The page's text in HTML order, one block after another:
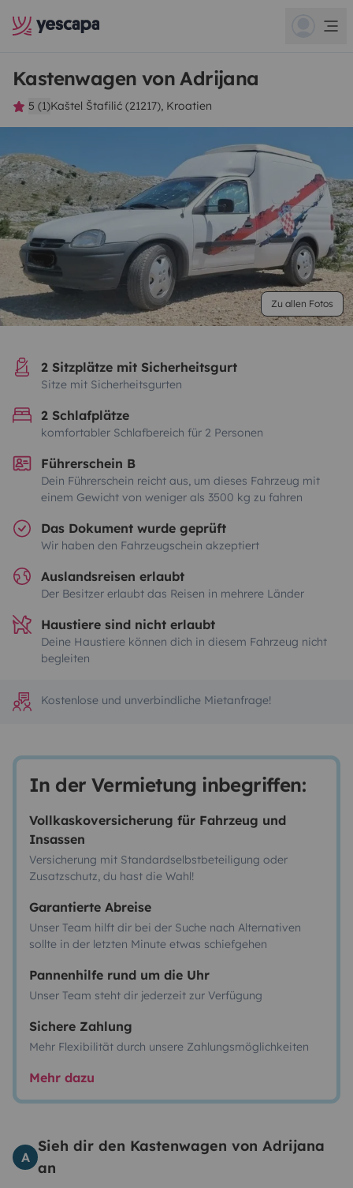
Kastenwagen von Adrijana
5 (1)Kaštel Štafilić (21217), Kroatien
Zu allen Fotos
2 Sitzplätze mit Sicherheitsgurt
Sitze mit Sicherheitsgurten
2 Schlafplätze
komfortabler Schlafbereich für 2 Personen
Führerschein B
Dein Führerschein reicht aus, um dieses Fahrzeug mit
einem Gewicht von weniger als 3500 kg zu fahren
Das Dokument wurde geprüft
Wir haben den Fahrzeugschein akzeptiert
Auslandsreisen erlaubt
Der Besitzer erlaubt das Reisen in mehrere Länder
Haustiere sind nicht erlaubt
Deine Haustiere können dich in diesem Fahrzeug nicht
begleiten
Kostenlose und unverbindliche Mietanfrage!
In der Vermietung inbegriffen:
Vollkaskoversicherung für Fahrzeug und
Insassen
Versicherung mit Standardselbstbeteiligung oder
Zusatzschutz, du hast die Wahl!
Garantierte Abreise
Unser Team hilft dir bei der Suche nach Alternativen
sollte in der letzten Minute etwas schiefgehen
Pannenhilfe rund um die Uhr
Unser Team steht dir jederzeit zur Verfügung
Sichere Zahlung
Mehr Flexibilität durch unsere Zahlungsmöglichkeiten
Mehr dazu
A
Sieh dir den Kastenwagen von Adrijana
an